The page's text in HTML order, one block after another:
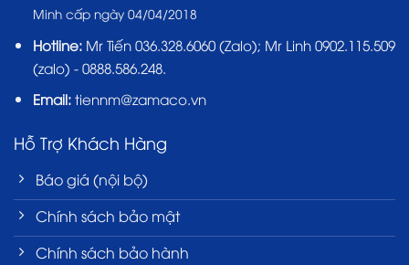
Minh cấp ngày 04/04/2018
Hotline: Mr Tiến 036.328.6060(Zalo); Mr Linh 0902.115.509
(zalo) - 0888.586.248.
Email:tiennm@zamaco.vn
Hỗ Trợ Khách Hàng
Báo giá (nội bộ)
Chính sách bảo mật
Chính sách bảo hành